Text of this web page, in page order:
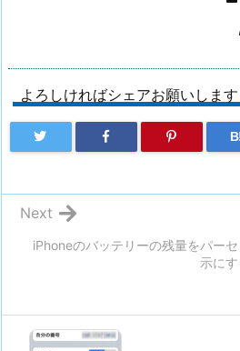
よろしければシェアお願いします
iPhoneのバッテリーの残量をパー
示に
Next